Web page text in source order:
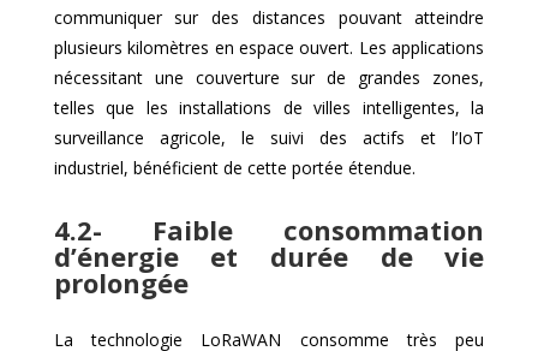
communiquer sur des distances pouvant atteindre
plusieurs kilomètres en espace ouvert. Les applications
nécessitant une couverture sur de grandes zones,
telles que les installations de villes intelligentes, la
surveillance agricole, le suivi des actifs et l’IoT
industriel, bénéficient de cette portée étendue.
4.2- Faible consommation
d’énergie et durée de vie
prolongée
La technologie LoRaWAN consomme très peu